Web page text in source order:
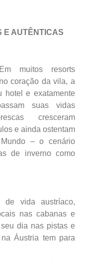
E AUTÊNTICAS
muitos resorts
coração da vila, a
hotel e exatamente
suas vidas
cresceram
e ainda ostentam
– o cenário
de inverno como
de vida austríaco,
nas cabanas e
dia nas pistas e
Áustria tem para